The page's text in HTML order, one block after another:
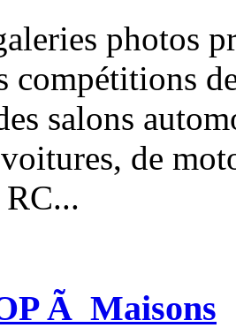
photos
compétitions
salons
de
Ã Maisons